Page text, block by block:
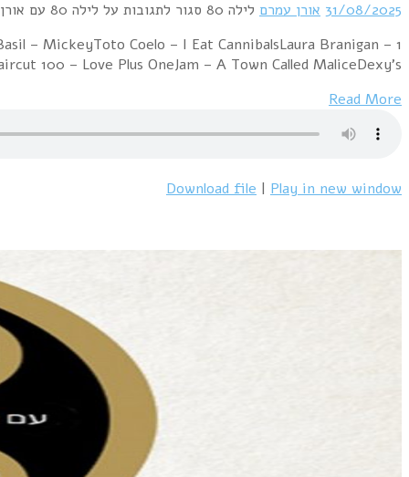
1 Duran Duran – Hungry Like The WolfUltravox –
GloriaMadness –